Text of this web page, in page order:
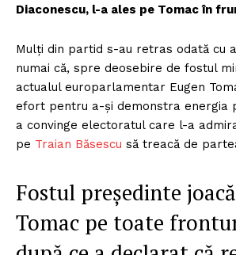
Diaconescu, l-a ales pe Tomac în
Mulți din partid s-au retras odată cu
numai că, spre deosebire de fostul
actualul europarlamentar Eugen
efort pentru a-și demonstra energia
a convinge electoratul care l-a
pe Traian Băsescu să treacă de
Fostul președinte
Tomac pe toate